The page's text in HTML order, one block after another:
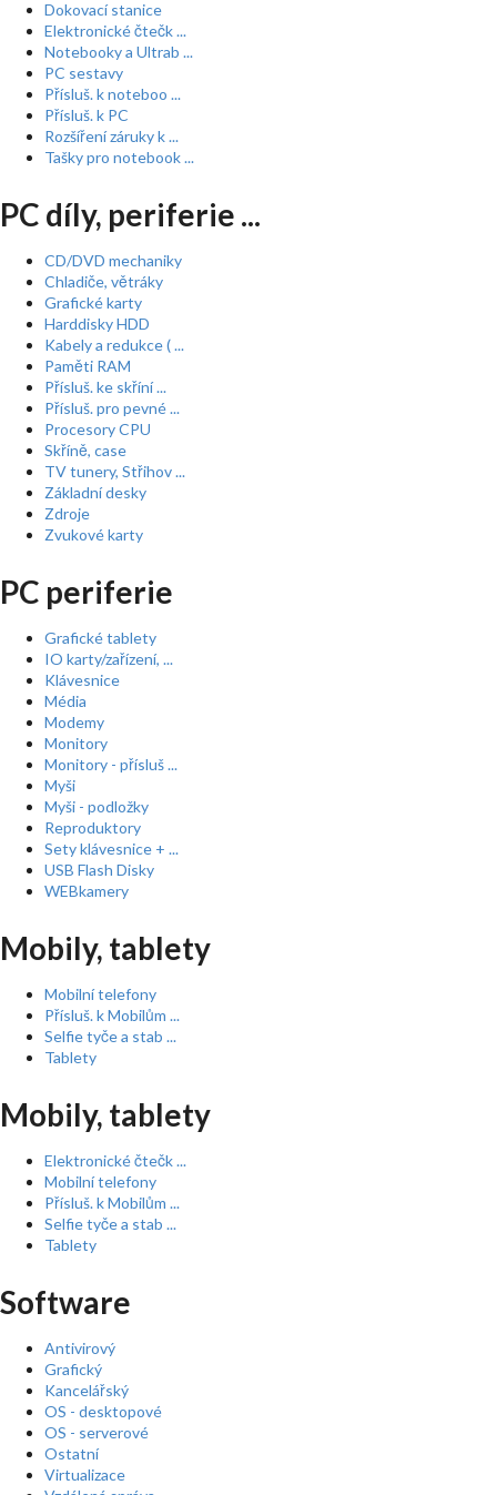
Dokovací stanice
Elektronické čtečk ...
Notebooky a Ultrab ...
PC sestavy
Přísluš. k noteboo ...
Přísluš. k PC
Rozšíření záruky k ...
Tašky pro notebook ...
PC díly, periferie ...
CD/DVD mechaniky
Chladiče, větráky
Grafické karty
Harddisky HDD
Kabely a redukce ( ...
Paměti RAM
Přísluš. ke skříní ...
Přísluš. pro pevné ...
Procesory CPU
Skříně, case
TV tunery, Střihov ...
Základní desky
Zdroje
Zvukové karty
PC periferie
Grafické tablety
IO karty/zařízení, ...
Klávesnice
Média
Modemy
Monitory
Monitory - přísluš ...
Myši
Myši - podložky
Reproduktory
Sety klávesnice + ...
USB Flash Disky
WEBkamery
Mobily, tablety
Mobilní telefony
Přísluš. k Mobilům ...
Selfie tyče a stab ...
Tablety
Mobily, tablety
Elektronické čtečk ...
Mobilní telefony
Přísluš. k Mobilům ...
Selfie tyče a stab ...
Tablety
Software
Antivirový
Grafický
Kancelářský
OS - desktopové
OS - serverové
Ostatní
Virtualizace